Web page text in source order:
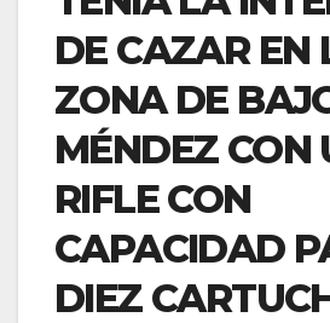
DE CAZAR EN
ZONA DE
MÉNDEZ CON
RIFLE CON
CAPACIDAD
DIEZ